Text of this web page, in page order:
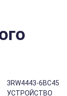
3RW4443-6BC45
УСТРОЙСТВО